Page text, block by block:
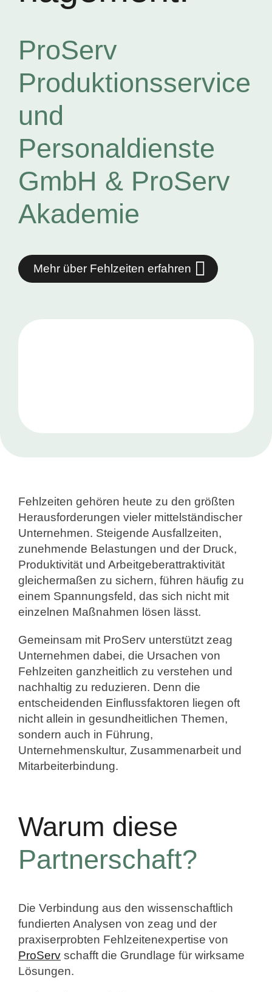
ProServ
Produktionsservice
und
Personaldienste
GmbH & ProServ
Akademie
Mehr über Fehlzeiten erfahren
Fehlzeiten gehören heute zu den größten
Herausforderungen vieler mittelständischer
Unternehmen. Steigende Ausfallzeiten,
zunehmende Belastungen und der Druck,
Produktivität und Arbeitgeberattraktivität
gleichermaßen zu sichern, führen häufig zu
einem Spannungsfeld, das sich nicht mit
einzelnen Maßnahmen lösen lässt.
Gemeinsam mit ProServ unterstützt zeag
Unternehmen dabei, die Ursachen von
Fehlzeiten ganzheitlich zu verstehen und
nachhaltig zu reduzieren. Denn die
entscheidenden Einflussfaktoren liegen oft
nicht allein in gesundheitlichen Themen,
sondern auch in Führung,
Unternehmenskultur, Zusammenarbeit und
Mitarbeiterbindung.
Warum diese
Partnerschaft?
Die Verbindung aus den wissenschaftlich
fundierten Analysen von zeag und der
praxiserprobten Fehlzeitenexpertise von
ProServ schafft die Grundlage für wirksame
Lösungen.